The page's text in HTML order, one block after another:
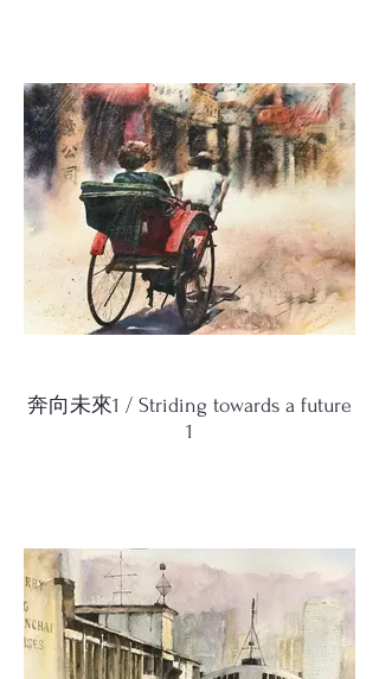
奔向未來1 / Striding towards a future
1